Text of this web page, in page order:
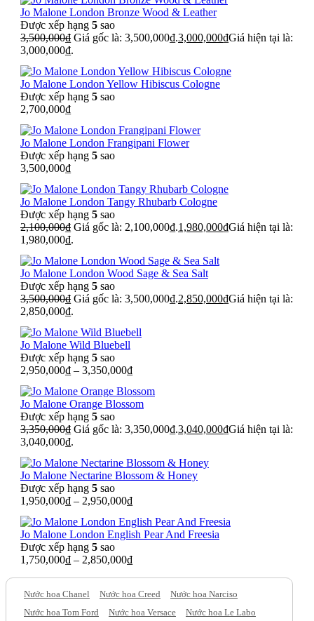
Jo Malone London Bronze Wood & Leather
Được xếp hạng 5 sao
3,500,000₫ Giá gốc là: 3,500,000₫.3,000,000₫Giá hiện tại là:
3,000,000₫.
Jo Malone London Yellow Hibiscus Cologne
Được xếp hạng 5 sao
2,700,000₫
Jo Malone London Frangipani Flower
Được xếp hạng 5 sao
3,500,000₫
Jo Malone London Tangy Rhubarb Cologne
Được xếp hạng 5 sao
2,100,000₫ Giá gốc là: 2,100,000₫.1,980,000₫Giá hiện tại là:
1,980,000₫.
Jo Malone London Wood Sage & Sea Salt
Được xếp hạng 5 sao
3,500,000₫ Giá gốc là: 3,500,000₫.2,850,000₫Giá hiện tại là:
2,850,000₫.
Jo Malone Wild Bluebell
Được xếp hạng 5 sao
2,950,000₫ – 3,350,000₫
Jo Malone Orange Blossom
Được xếp hạng 5 sao
3,350,000₫ Giá gốc là: 3,350,000₫.3,040,000₫Giá hiện tại là:
3,040,000₫.
Jo Malone Nectarine Blossom & Honey
Được xếp hạng 5 sao
1,950,000₫ – 2,950,000₫
Jo Malone London English Pear And Freesia
Được xếp hạng 5 sao
1,750,000₫ – 2,850,000₫
Nước hoa Chanel Nước hoa Creed
Nước hoa Narciso
Nước hoa Tom Ford
Nước hoa Versace
Nước hoa Le Labo